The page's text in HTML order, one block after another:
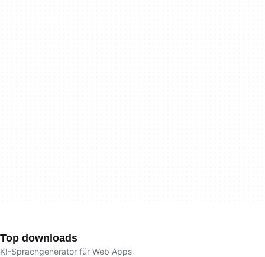
Top downloads
KI-Sprachgenerator für Web Apps